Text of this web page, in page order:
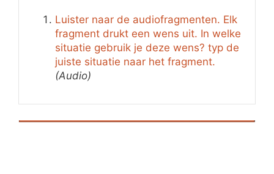
Luister naar de audiofragmenten. Elk
fragment drukt een wens uit. In welke
situatie gebruik je deze wens? typ de
juiste situatie naar het fragment.
(Audio)